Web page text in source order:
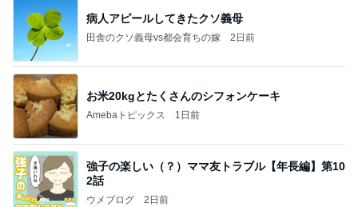
病人アピールしてきたクソ義母
田舎のクソ義母vs都会育ちの嫁 2日前
お米20kgとたくさんのシフォンケーキ
Amebaトピックス 1日前
強子の楽しい（？）ママ友トラブル【年長編】第10
2話
ウメブログ 2日前